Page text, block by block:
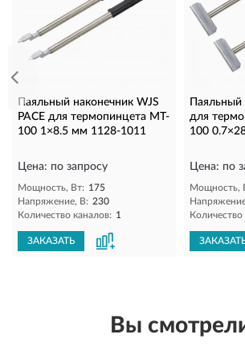
Паяльный наконечник WJS
PACE для термопинцета MT-
100 1×8.5 мм 1128-1011
Цена: по запросу
Мощность, Вт: 175
Напряжение, В: 230
Количество каналов: 1
ЗАКАЗАТЬ
Паяльный
для
100
Цена: по
Мощность,
Количество
Вы